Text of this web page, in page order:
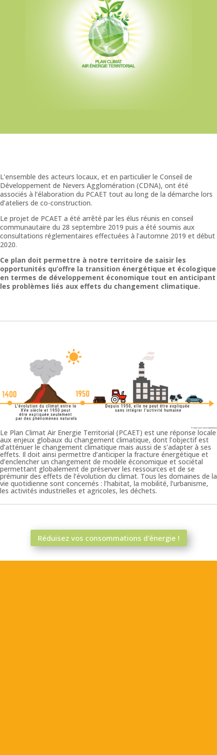
L’ensemble des acteurs locaux, et en particulier le Conseil de
Développement de Nevers Agglomération (CDNA), ont été
associés à l’élaboration du PCAET tout au long de la démarche lors
d’ateliers de co-construction.
Le projet de PCAET a été arrêté par les élus réunis en conseil
communautaire du 28 septembre 2019 puis a été soumis aux
consultations réglementaires effectuées à l’automne 2019 et début
2020.
Ce plan doit permettre à notre territoire de saisir les
opportunités qu’offre la transition énergétique et écologique
en termes de développement économique tout en anticipant
les problèmes liés aux effets du changement climatique.
Le Plan Climat Air Energie Territorial (PCAET) est une réponse locale
aux enjeux globaux du changement climatique, dont l’objectif est
d’atténuer le changement climatique mais aussi de s’adapter à ses
effets. Il doit ainsi permettre d’anticiper la fracture énergétique et
d’enclencher un changement de modèle économique et sociétal
permettant globalement de préserver les ressources et de se
prémunir des effets de l’évolution du climat. Tous les domaines de la
vie quotidienne sont concernés : l’habitat, la mobilité, l’urbanisme,
les activités industrielles et agricoles, les déchets.
Réduisez vos consommations d'énergie !